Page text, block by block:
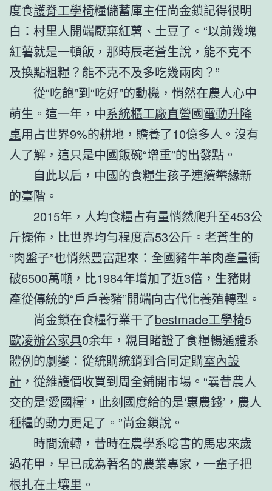
度食護脊工學椅糧儲蓄庫主任尚金鎖記得很明
白：村里人開端厭棄紅薯、土豆了。“以前幾塊
紅薯就是一頓飯，那時辰老蒼生說，能不克不
及換點粗糧？能不克不及多吃幾兩肉？”
從“吃飽”到“吃好”的動機，悄然在農人心中
萌生。這一年，中系統櫃工廠直營國電動升降
桌用占世界9%的耕地，贍養了10億多人。沒有
人了解，這只是中國飯碗“增重”的出發點。
自此以后，中國的食糧生孩子連續攀緣新
的臺階。
2015年，人均食糧占有量悄然爬升至453公
斤擺佈，比世界均勻程度高53公斤。老蒼生的
“肉盤子”也悄然豐富起來：全國豬牛羊肉產量衝
破6500萬噸，比1984年增加了近3倍，生豬財
產從傳統的“戶戶養豬”開端向古代化養殖轉型。
尚金鎖在食糧行業干了bestmade工學椅5
歐凌辦公家具0余年，親目睹證了食糧暢通體系
體例的劇變：從統購統銷到合同定購室內設
計 ，從維護價收買到周全鋪開市場。“曩昔農人
交的是‘愛國糧’，此刻國度給的是‘惠農錢’，農人
種糧的動力更足了。”尚金鎖說。
時間流轉，昔時在農學系唸書的馬忠來歲
過花甲，早已成為著名的農業專家，一輩子把
根扎在土壤里。